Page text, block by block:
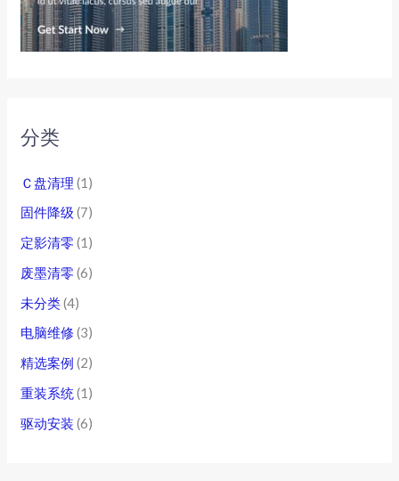
分类
Ｃ盘清理 (1)
固件降级 (7)
定影清零 (1)
废墨清零 (6)
未分类(4)
电脑维修 (3)
精选案例 (2)
重装系统(1)
驱动安装 (6)